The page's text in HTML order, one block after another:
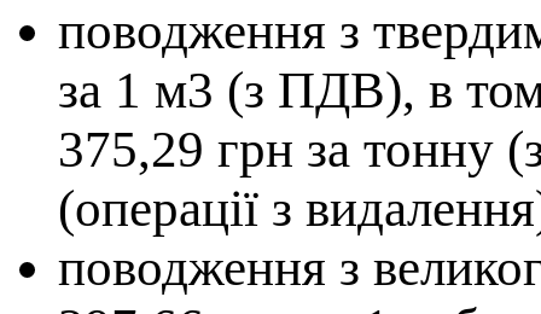
поводження з
за 1 м3 (з ПДВ), в
375,29 грн за тонну
(операції з
поводження з